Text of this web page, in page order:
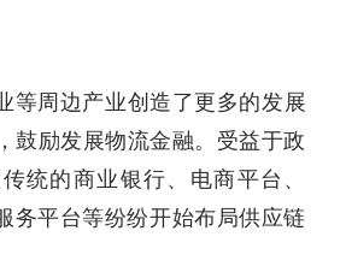
等周边产业创造了更多的发展
鼓励发展物流金融。受益于政
统的商业银行、电商平台、
务平台等纷纷开始布局供应链